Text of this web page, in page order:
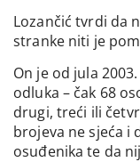
Lozančić tvrdi da
stranke niti je
On je od jula
odluka – čak 68
drugi, treći ili
brojeva ne sjeća i
osuđenika te da